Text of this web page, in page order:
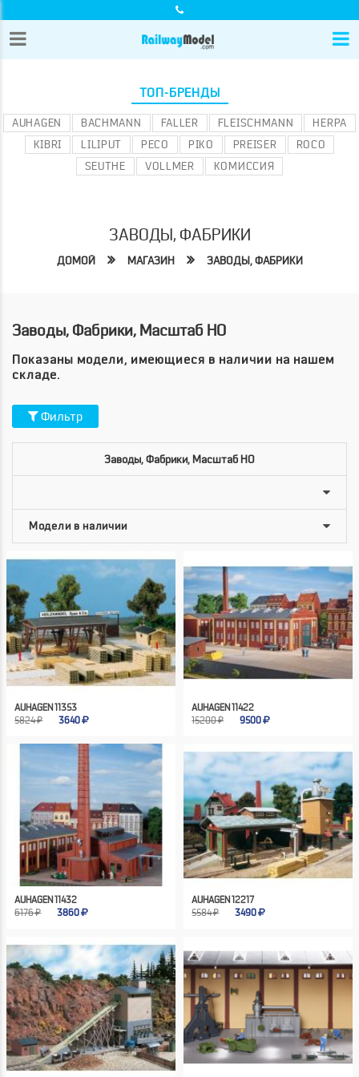
ТОП-БРЕНДЫ
AUHAGEN BACHMANN FALLER FLEISCHMANN
HERPA
KIBRI
LILIPUT PECO PIKO PREISER
ROCO
SEUTHE
VOLLMER КОМИССИЯ
ЗАВОДЫ, ФАБРИКИ
ДОМОЙ МАГАЗИН ЗАВОДЫ, ФАБРИКИ
Заводы, Фабрики, Масштаб HO
Показаны модели, имеющиеся в наличии на нашем
складе.
Фильтр
Заводы, Фабрики, Масштаб HO
AUHAGEN 11353
5824 ₽
3640
AUHAGEN 11422
15200 ₽
9500
AUHAGEN 11432
6176 ₽
3860
AUHAGEN 12217
5584 ₽
3490